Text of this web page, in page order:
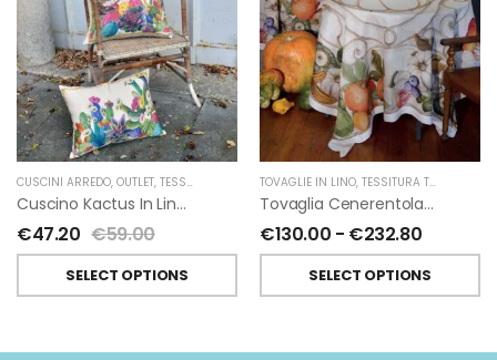
CUSCINI ARREDO, OUTLET, TESSITURA TOSCANA TELERIE
Cuscino Kactus In Lino Di Tessitura Toscana Telerie
€47.20 €59.00
SELECT OPTIONS
TOVAGLIE IN LINO, TESSITURA TOSCANA TELERIE
Tovaglia Cenerentola In Lino Di Tessitura Toscana Telerie
€130.00 - €232.80
SELECT OPTIONS